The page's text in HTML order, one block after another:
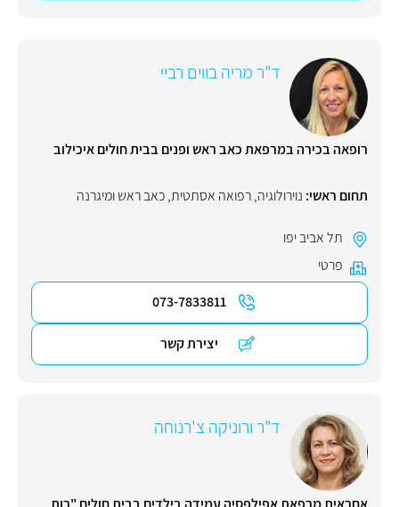
ד"ר מריה בווים רביי
רופאה בכירה במרפאת כאב ראש ופנים בבית חולים איכילוב
תחום ראשי: נוירולוגיה,רפואה אסתטית,כאב ראש ומיגרנה
תל אביב יפו
פרטי
073-7833811
יצירת קשר
ד"ר ורוניקה צ'רנוחה